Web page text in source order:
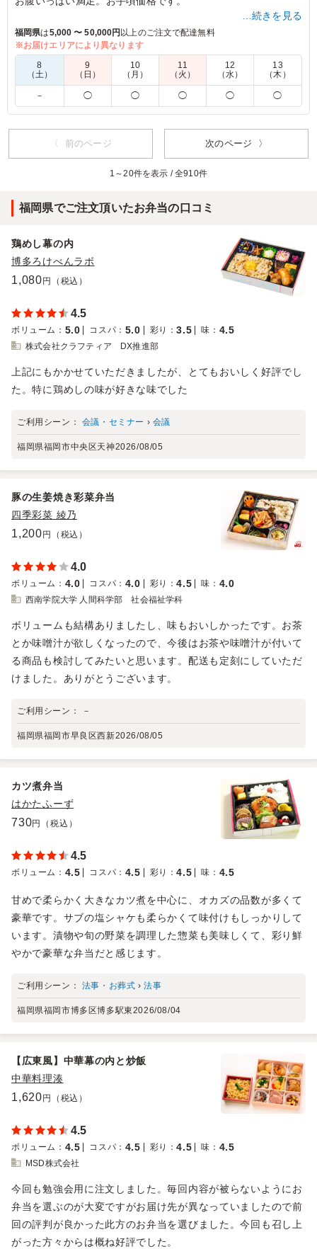
5.0 株式会社ピアリビング
カツもやわからく、おかずの味付けもちょうどいです。ご
飯も硬すぎず柔らかすぎずで美味しいです。女性的にはご
飯の量がそこまで多くないのが嬉しいので、いつも選んで
しまいます。
福岡県福岡市博多区博多駅東
…続きを見る
福岡県は5,000 〜 50,000円以上のご注文で配達無料
※お届けエリアにより異なります
8
（土）
9
（日）
10
（月）
11
（火）
12
（水）
13
（木）
－ ◯ ◯ ◯ ◯ ◯
〈 前のページ 次のページ 〉
1～20件を表示 / 全910件
福岡県でご注文頂いたお弁当の口コミ
鶏めし幕の内
博多ろけべんラボ
1,080円（税込）
4.5
ボリューム ： 5.0 コスパ ： 5.0 彩り ：3.5 味 ： 4.5
株式会社クラフティア DX推進部
上記にもかかせていただきましたが、とてもおいしく好評でし
た。特に鶏めしの味が好きな味でした
ご利用シーン： 会議・セミナー › 会議
福岡県福岡市中央区天神2026/08/05
豚の生姜焼き彩菜弁当
四季彩菜 綾乃
1,200円（税込）
4.0
ボリューム ： 4.0 コスパ ： 4.0 彩り ：4.5 味 ： 4.0
西南学院大学 人間科学部 社会福祉学科
ボリュームも結構ありましたし、味もおいしかったです。お茶
とか味噌汁が欲しくなったので、今後はお茶や味噌汁が付いて
る商品も検討してみたいと思います。配送も定刻にしていただ
けました。ありがとうございます。
ご利用シーン： －
福岡県福岡市早良区西新2026/08/05
カツ煮弁当
はかたふーず
730円（税込）
4.5
ボリューム ： 4.5 コスパ ： 4.5 彩り ：4.5 味 ： 4.5
甘めで柔らかく大きなカツ煮を中心に、オカズの品数が多くて
豪華です。サブの塩シャケも柔らかくて味付けもしっかりして
います。漬物や旬の野菜を調理した惣菜も美味しくて、彩り鮮
やかで豪華な弁当だと感じます。
ご利用シーン： 法事・お葬式 ›法事
福岡県福岡市博多区博多駅東2026/08/04
【広東風】中華幕の内と炒飯
中華料理湊
1,620円（税込）
4.5
ボリューム ： 4.5 コスパ ： 4.5 彩り ：4.5 味 ： 4.5
MSD株式会社
今回も勉強会用に注文しました。毎回内容が被らないようにお
弁当を選ぶのが大変ですがお届け先が異なっていましたので前
回の評判が良かった此方のお弁当を選びました。今回も召し上
がった方々からは概ね好評でした。